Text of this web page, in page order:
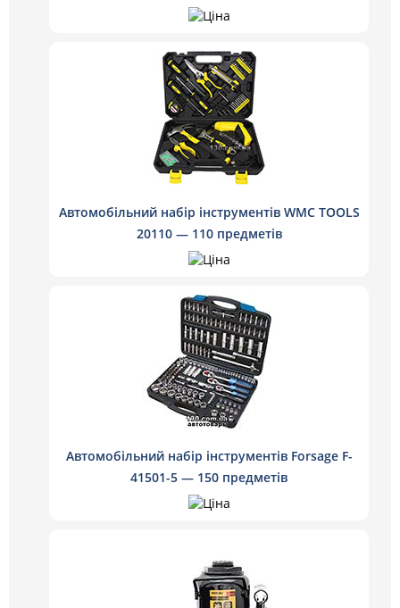
Автомобільний набір інструментів WMC TOOLS
20110 — 110 предметів
Автомобільний набір інструментів Forsage F-
41501-5 — 150 предметів